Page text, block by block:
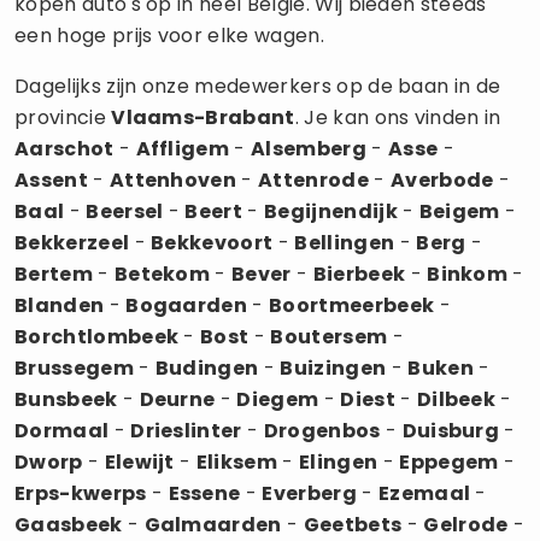
een hoge prijs voor elke wagen.
Dagelijks zijn onze medewerkers op de baan in de
provincieVlaams-Brabant. Je kan ons vinden in
Aarschot - Affligem -Alsemberg - Asse -
Assent - Attenhoven -Attenrode- Averbode -
Baal - Beersel - Beert - Begijnendijk- Beigem -
Bekkerzeel - Bekkevoort - Bellingen - Berg -
Bertem- Betekom - Bever - Bierbeek - Binkom -
Blanden - Bogaarden - Boortmeerbeek -
Borchtlombeek - Bost - Boutersem -
Brussegem- Budingen - Buizingen - Buken -
Bunsbeek - Deurne - Diegem - Diest - Dilbeek -
Dormaal - Drieslinter - Drogenbos - Duisburg -
Dworp - Elewijt - Eliksem - Elingen - Eppegem -
Erps-kwerps - Essene - Everberg - Ezemaal -
Gaasbeek - Galmaarden - Geetbets - Gelrode -